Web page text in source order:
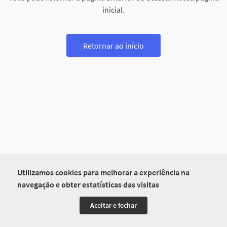
Utilizamos cookies para melhorar a experiência na
navegação e obter estatísticas das visitas
Aceitar e fechar
inicial.
Retornar ao início